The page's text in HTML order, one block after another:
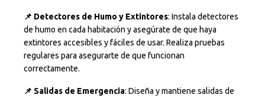
📌 Detectores de Humo y Extintores: Instala detectores
de humo en cada habitación y asegúrate de que haya
extintores accesibles y fáciles de usar. Realiza pruebas
regulares para asegurarte de que funcionan
correctamente.
📌 Salidas de Emergencia: Diseña y mantiene salidas de